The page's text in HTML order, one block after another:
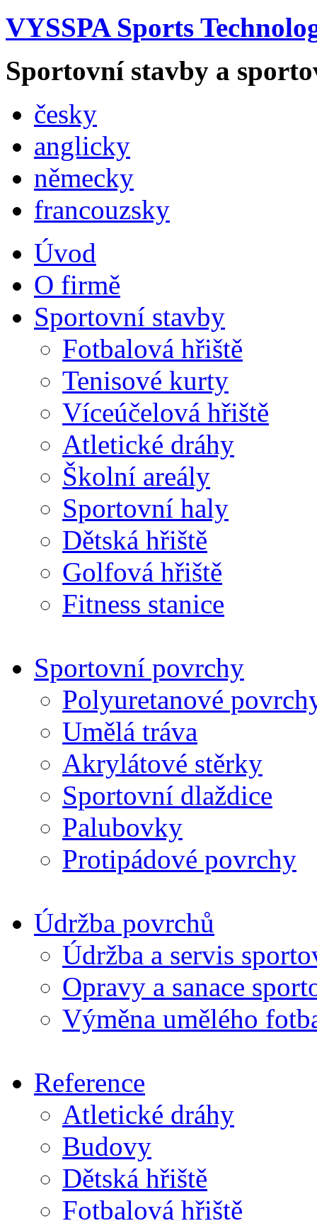
VYSSPA Sports
Sportovní stavby a
česky
anglicky
německy
francouzsky
Úvod
O firmě
Sportovní stavby
Fotbalová hřiště
Tenisové kurty
Víceúčelová hřiště
Atletické dráhy
Školní areály
Sportovní haly
Dětská hřiště
Golfová hřiště
Fitness stanice
Sportovní povrchy
Polyuretanové
Umělá tráva
Akrylátové stěrky
Sportovní dlaždice
Palubovky
Protipádové povrchy
Údržba povrchů
Údržba a servis
Opravy a sanace
Výměna umělého
Reference
Atletické dráhy
Budovy
Dětská hřiště
Fotbalová hřiště